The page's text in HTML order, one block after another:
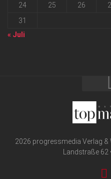
24
25 26
31
« Juli
2026 progressmedia Verlag &
Landstraße 62